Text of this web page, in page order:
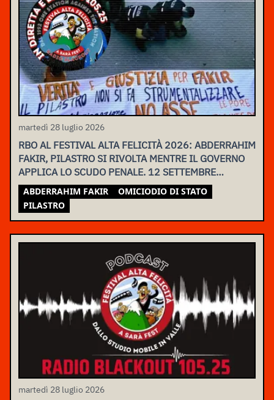
martedì 28 luglio 2026
RBO AL FESTIVAL ALTA FELICITÀ 2026: ABDERRAHIM
FAKIR, PILASTRO SI RIVOLTA MENTRE IL GOVERNO
APPLICA LO SCUDO PENALE. 12 SETTEMBRE
ASSEMBLEA NAZIONALE
ABDERRAHIM FAKIR
OMICIODIO DI STATO
PILASTRO
martedì 28 luglio 2026